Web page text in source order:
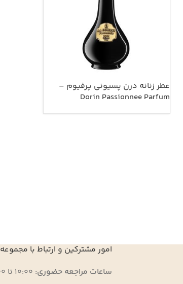
عطر زنانه درن پسیونی پرفیوم –
Dorin Passionnee Parfum
امور مشترکین و ارتباط با مجموعه
ساعات مراجعه حضوری: